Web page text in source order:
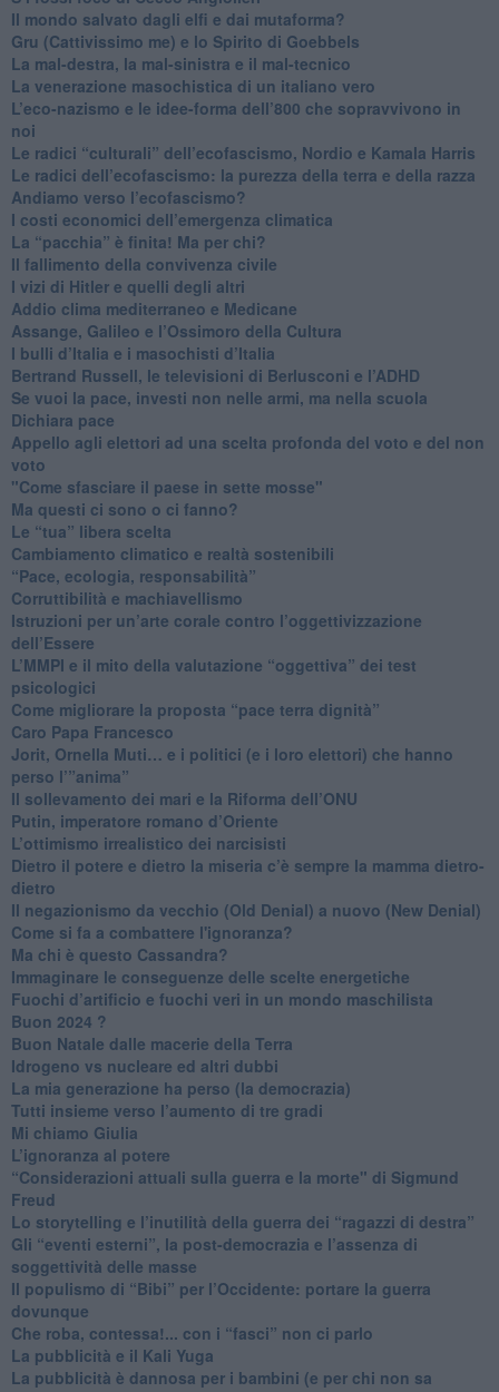
​Il mondo salvato dagli elfi e dai mutaforma?
Gru (Cattivissimo me) e lo Spirito di Goebbels
​La mal-destra, la mal-sinistra e il mal-tecnico
​La venerazione masochistica di un italiano vero
​L’eco-nazismo e le idee-forma dell’800 che sopravvivono in
noi
​Le radici “culturali” dell’ecofascismo, Nordio e Kamala Harris
Le radici dell’ecofascismo: la purezza della terra e della razza
Andiamo verso l’ecofascismo?
I costi economici dell’emergenza climatica
​La “pacchia” è finita! Ma per chi?
​Il fallimento della convivenza civile
​I vizi di Hitler e quelli degli altri
Addio clima mediterraneo e Medicane
​Assange, Galileo e l’Ossimoro della Cultura
​I bulli d’Italia e i masochisti d’Italia
​Bertrand Russell, le televisioni di Berlusconi e l’ADHD
​Se vuoi la pace, investi non nelle armi, ma nella scuola
​Dichiara pace
​Appello agli elettori ad una scelta profonda del voto e del non
voto
"Come sfasciare il paese in sette mosse"
​Ma questi ci sono o ci fanno?
​Le “tua” libera scelta
Cambiamento climatico e realtà sostenibili
“Pace, ecologia, responsabilità”
​Corruttibilità e machiavellismo
Istruzioni per un’arte corale contro l’oggettivizzazione
dell’Essere
​L’MMPI e il mito della valutazione “oggettiva” dei test
psicologici
Come migliorare la proposta “pace terra dignità”
Caro Papa Francesco
​Jorit, Ornella Muti… e i politici (e i loro elettori) che hanno
perso l’”anima”
​Il sollevamento dei mari e la Riforma dell’ONU
Putin, imperatore romano d’Oriente
​L’ottimismo irrealistico dei narcisisti
​Dietro il potere e dietro la miseria c’è sempre la mamma dietro-
dietro
Il negazionismo da vecchio (Old Denial) a nuovo (New Denial)
Come si fa a combattere l'ignoranza?
Ma chi è questo Cassandra?
Immaginare le conseguenze delle scelte energetiche
​Fuochi d’artificio e fuochi veri in un mondo maschilista
Buon 2024 ?
​Buon Natale dalle macerie della Terra
​Idrogeno vs nucleare ed altri dubbi
​La mia generazione ha perso (la democrazia)
​Tutti insieme verso l’aumento di tre gradi
Mi chiamo Giulia
L’ignoranza al potere
​“Considerazioni attuali sulla guerra e la morte" di Sigmund
Freud
​Lo storytelling e l’inutilità della guerra dei “ragazzi di destra”
​Gli “eventi esterni”, la post-democrazia e l’assenza di
soggettività delle masse
​Il populismo di “Bibi” per l’Occidente: portare la guerra
dovunque
​Che roba, contessa!... con i “fasci” non ci parlo
La pubblicità e il Kali Yuga
​La pubblicità è dannosa per i bambini (e per chi non sa